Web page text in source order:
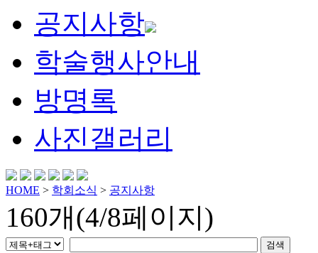
공지사항
학술행사안내
방명록
사진갤러리
HOME > 학회소식 > 공지사항
160개(4/8페이지)